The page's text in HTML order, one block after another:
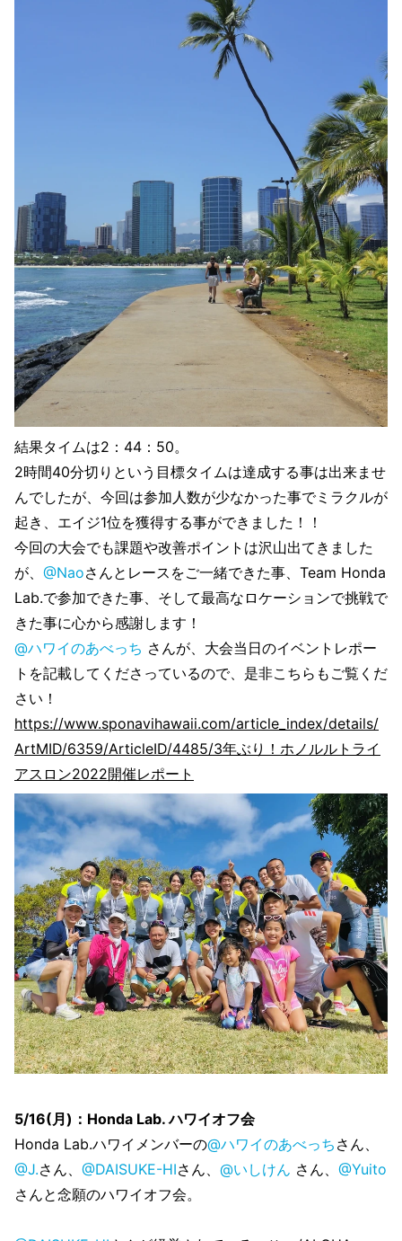
結果タイムは2：44：50。
2時間40分切りという目標タイムは達成する事は出来ませ
んでしたが、今回は参加人数が少なかった事でミラクルが
起き、エイジ1位を獲得する事ができました！！
今回の大会でも課題や改善ポイントは沢山出てきました
が、 @Naoさんとレースをご一緒できた事、Team Honda
Lab.で参加できた事、そして最高なロケーションで挑戦で
きた事に心から感謝します！
@ハワイのあべっち さんが、大会当日のイベントレポー
トを記載してくださっているので、是非こちらもご覧くだ
さい！
https://www.sponavihawaii.com/article_index/details/
ArtMID/6359/ArticleID/4485/3年ぶり！ホノルルトライ
アスロン2022開催レポート
5/16(月)：Honda Lab. ハワイオフ会
Honda Lab.ハワイメンバーの@ハワイのあべっち さん、
@J.さん、 @DAISUKE-HIさん、 @いしけん さん、 @Yuito
さんと念願のハワイオフ会。